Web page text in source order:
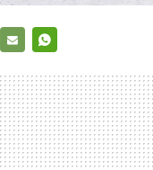
MAIL